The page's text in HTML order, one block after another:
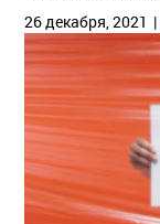
26 декабря, 2021